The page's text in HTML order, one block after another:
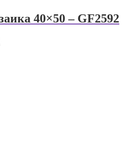
40×50 – GF2592